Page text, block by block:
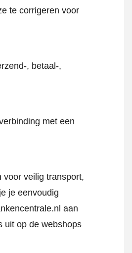
te corrigeren voor
, betaal-,
met een
voor veilig transport,
je eenvoudig
aan
uit op de webshops